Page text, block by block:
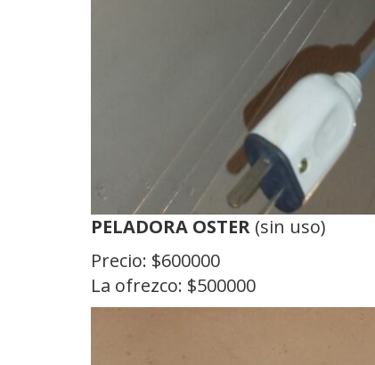
PELADORA OSTER (sin uso)
Precio: $600000
La ofrezco: $500000